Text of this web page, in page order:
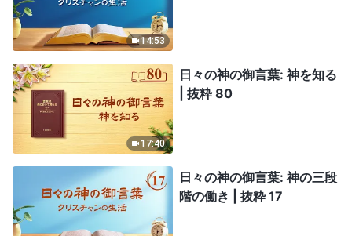
14:53
17:40
日々の神の御言葉: 神を知る
| 抜粋 80
日々の神の御言葉: 神の三段
階の働き | 抜粋 17